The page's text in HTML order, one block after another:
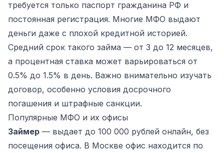
требуется только паспорт гражданина РФ и
постоянная регистрация. Многие МФО выдают
деньги даже с плохой кредитной историей.
Средний срок такого займа — от 3 до 12 месяцев,
а процентная ставка может варьироваться от
0.5% до 1.5% в день. Важно внимательно изучать
договор, особенно условия досрочного
погашения и штрафные санкции.
Популярные МФО и их офисы
Займер — выдает до 100 000 рублей онлайн, без
посещения офиса. В Москве офис находится по